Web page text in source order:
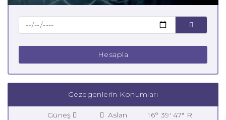
Hesapla
Gezegenlerin Konumları
Güneş Aslan
16° 39' 47" R